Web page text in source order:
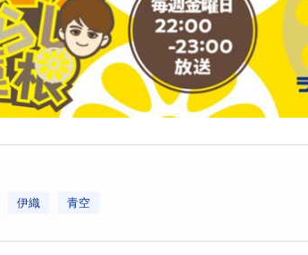
伊織 青空